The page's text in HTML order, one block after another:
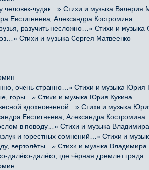
чудак…» Стихи и музыка Валерия
Евстигнеева, Александра Костромина
разучить несложно…» Стихи и музыка
Стихи и музыка Сергея Матвеенко
очень странно…» Стихи и музыка Юрия
горы…» Стихи и музыка Юрия Кукина
вдохновенной…» Стихи и музыка
Евстигнеева, Александра Костромина
в поводу…» Стихи и музыка Владимира
и горестных сомнений…» Стихи и
вертолёты…» Стихи и музыка Владимира
далёко, где чёрная дремлет